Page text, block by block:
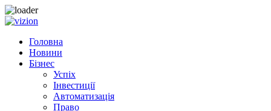
Skip to content
Головна
Новини
Бізнес
Успіх
Інвестиції
Автоматизація
Право